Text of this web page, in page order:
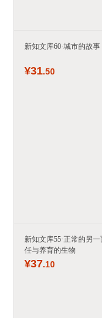
新知文库60·城市的故事
¥31.50
新知文库55·正常的另
任与养育的生物
¥37.10